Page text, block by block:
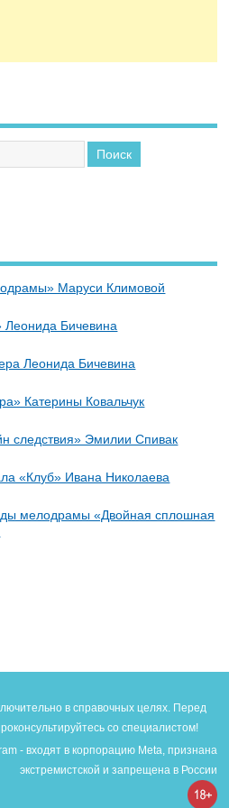
Маруси Климовой
Бичевина
Леонида Бичевина
Катерины Ковальчук
следствия» Эмилии Спивак
«Клуб» Ивана Николаева
мелодрамы «Двойная сплошная
в справочных целях. Перед
со специалистом!
- входят в корпорацию Meta, признана
экстремистской и запрещена в России